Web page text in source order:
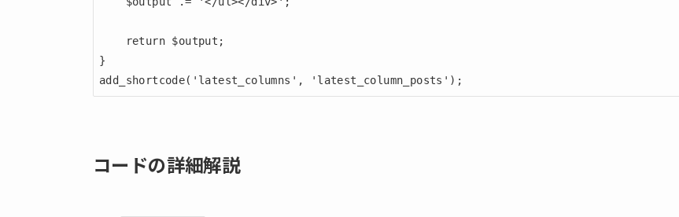
}
add_shortcode('latest_columns', 'latest_column_posts');
コードの詳細解説